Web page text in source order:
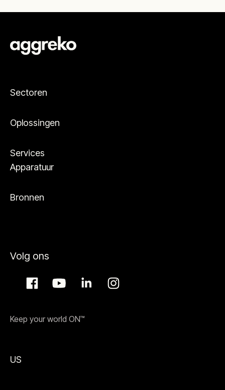
Sectoren
Oplossingen
Services
Apparatuur
Bronnen
Volg ons
Keep your world ON™
US